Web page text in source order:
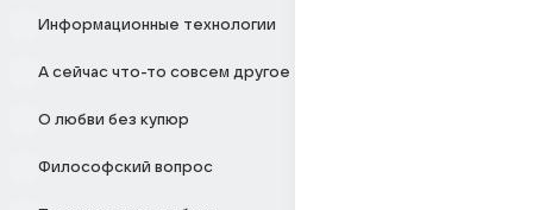
Информационные технологии
А сейчас что-то совсем другое
О любви без купюр
Философский вопрос